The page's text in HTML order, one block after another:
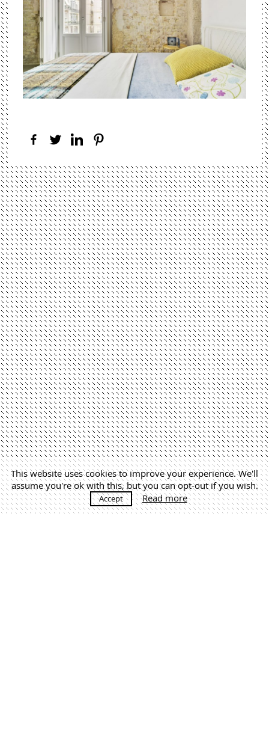
This website uses cookies to improve your experience. We'll
assume you're ok with this, but you can opt-out if you wish.
Accept Read more